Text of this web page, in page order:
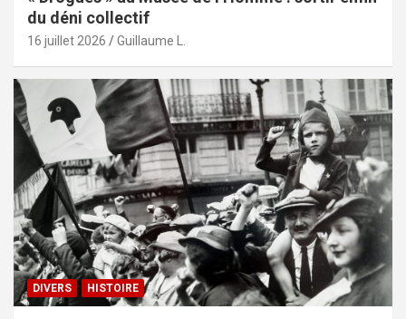
du déni collectif
16 juillet 2026 Guillaume L.
DIVERS HISTOIRE